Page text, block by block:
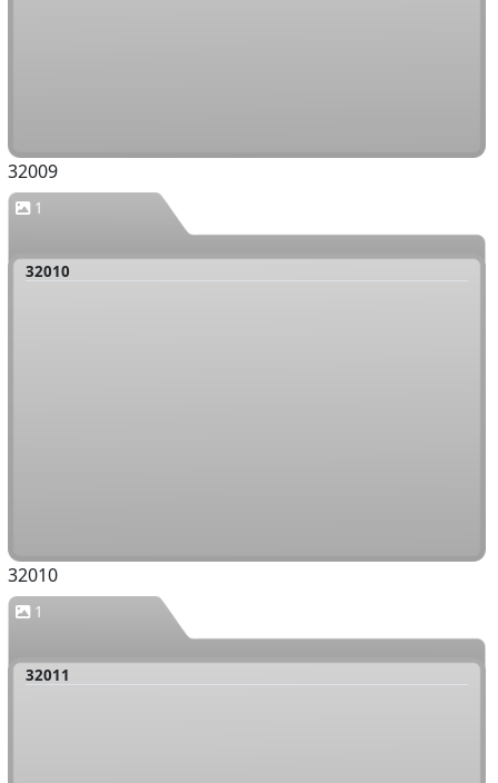
32009
1
32010
32010
1
32011